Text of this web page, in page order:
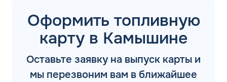
Оформить топливную
карту в Камышине
Оставьте заявку на выпуск карты и
мы перезвоним вам в ближайшее